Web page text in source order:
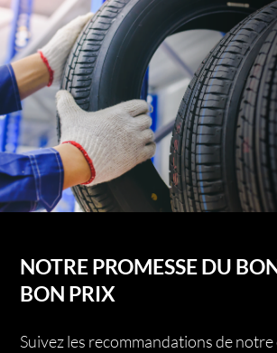
NOTRE PROMESSE DU
BON PRIX
Suivez les recommandations de